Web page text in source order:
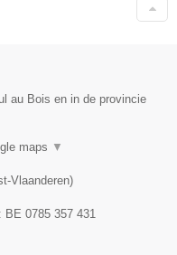
au Bois en in de provincie
maps ▼
Vlaanderen)
BE 0785 357 431